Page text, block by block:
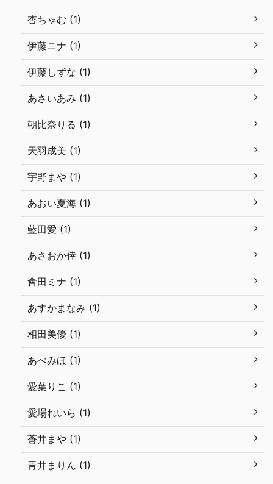
杏ちゃむ (1)
伊藤ニナ (1)
伊藤しずな (1)
あさいあみ (1)
朝比奈りる (1)
天羽成美 (1)
宇野まや (1)
あおい夏海 (1)
藍田愛 (1)
あさおか倖 (1)
會田ミナ (1)
あすかまなみ (1)
相田美優 (1)
あべみほ (1)
愛葉りこ (1)
愛場れいら (1)
蒼井まや (1)
青井まりん (1)